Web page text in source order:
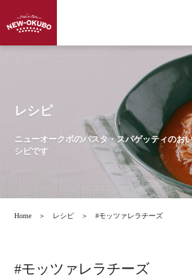
レシピ
ニューオークボのパスタ・スパゲッティのお
シピです
Home ＞ レシピ ＞ #モッツァレラチーズ
#モッツァレラチーズ